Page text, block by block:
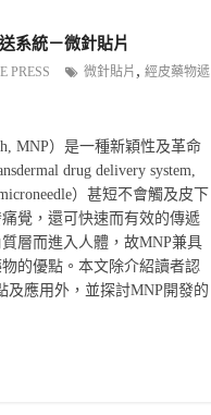
系統－微針貼片
PRESS 微針貼片 , 經皮藥物遞
MNP）是一種新穎性及革命
drug delivery system,
）甚短不會觸及皮下
覺，還可快速而有效的傳遞
層而進入人體，故MNP兼具
的優點。本文除介紹讀者認
及應用外，並探討MNP開發的